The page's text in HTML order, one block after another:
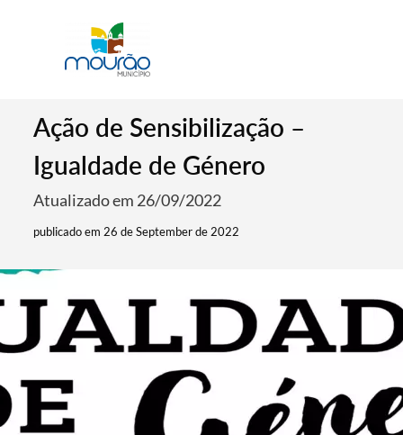
Ação de Sensibilização –
Igualdade de Género
Atualizado em 26/09/2022
publicado em 26 de September de 2022